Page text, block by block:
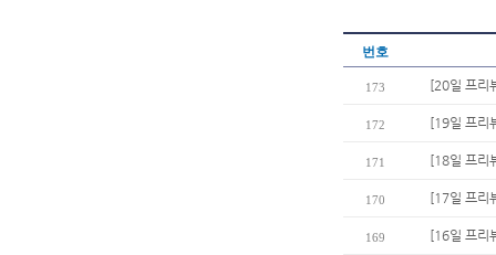
번호
173 [20일 프리
172 [19일 프리
171 [18일 프리
170 [17일 프리
169 [16일 프리